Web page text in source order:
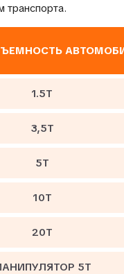
транспорта.
1.5Т
3,5Т
5Т
10Т
20Т
5Т